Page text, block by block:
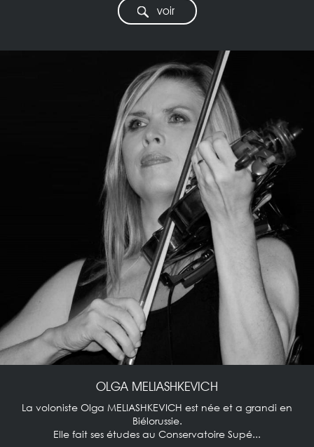
voir
OLGA MELIASHKEVICH
La voloniste Olga MELIASHKEVICH est née et a grandi en
Biélorussie.
Elle fait ses études au Conservatoire Supé...